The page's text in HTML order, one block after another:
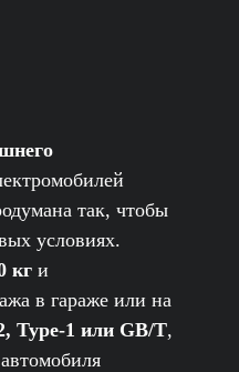
так, чтобы
условиях.
кг и
в гараже или на
Type-1 или GB/T,